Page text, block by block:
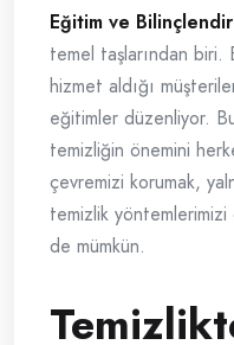
Eğitim ve
temel taşlarından biri.
hizmet aldığı
eğitimler düzenliyor.
temizliğin önemini
çevremizi korumak,
temizlik
de mümkün.